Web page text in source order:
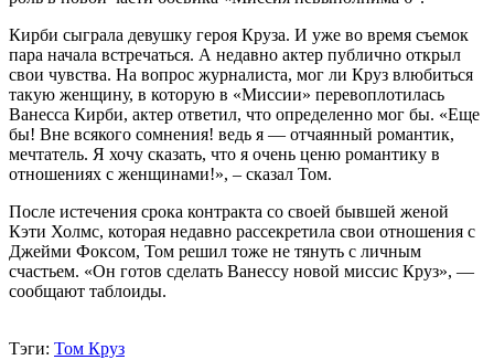
Кирби сыграла девушку героя Круза. И уже во время съемок
пара начала встречаться. А недавно актер публично открыл
свои чувства. На вопрос журналиста, мог ли Круз влюбиться
такую женщину, в которую в «Миссии» перевоплотилась
Ванесса Кирби, актер ответил, что определенно мог бы. «Еще
бы! Вне всякого сомнения! ведь я — отчаянный романтик,
мечтатель. Я хочу сказать, что я очень ценю романтику в
отношениях с женщинами!», – сказал Том.
После истечения срока контракта со своей бывшей женой
Кэти Холмс, которая недавно рассекретила свои отношения с
Джейми Фоксом, Том решил тоже не тянуть с личным
счастьем. «Он готов сделать Ванессу новой миссис Круз», —
сообщают таблоиды.
Тэги: Том Круз